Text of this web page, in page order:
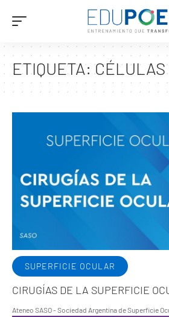
ETIQUETA:CÉLULAS
SUPERFICIE OCULAR
CIRUGÍAS DE LA SUPERFICIE
Ateneo SASO - Sociedad Argentina de Superficie